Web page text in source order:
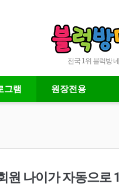
전국 1위 블럭방
그램 원장전용
원 나이가 자동으로